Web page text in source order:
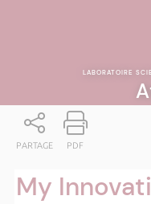
LABORATOIRE
PARTAGE PDF
My